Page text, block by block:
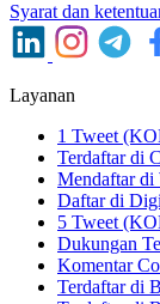
Syarat dan
Layanan
1 Tweet
Terdaftar di
Mendaftar
Daftar di
5 Tweet
Dukungan
Komentar
Terdaftar di